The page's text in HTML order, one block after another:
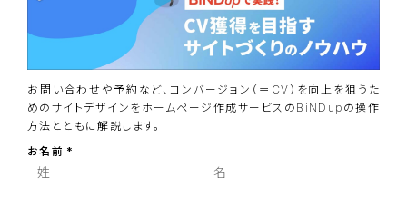
お問い合わせや予約など、コンバージョン（＝CV）を向上を狙うた
めのサイトデザインをホームページ作成サービスのBiNDupの操作
方法とともに解説します。
お名前